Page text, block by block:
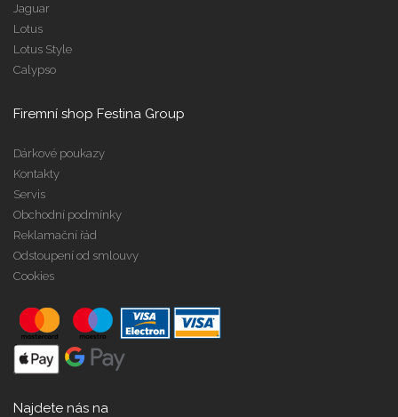
Jaguar
Lotus
Lotus Style
Calypso
Firemní shop Festina Group
Dárkové poukazy
Kontakty
Servis
Obchodní podmínky
Reklamační řád
Odstoupení od smlouvy
Cookies
Najdete nás na